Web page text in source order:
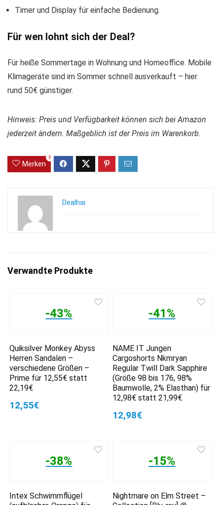
Timer und Display für einfache Bedienung.
Für wen lohnt sich der Deal?
Für heiße Sommertage in Wohnung und Homeoffice. Mobile
Klimageräte sind im Sommer schnell ausverkauft – hier
rund 50€ günstiger.
Hinweis: Preis und Verfügbarkeit können sich bei Amazon
jederzeit ändern. Maßgeblich ist der Preis im Warenkorb.
Merken
0
Dealhai
Verwandte Produkte
-43%
Quiksilver Monkey Abyss
Herren Sandalen –
verschiedene Größen –
Prime für 12,55€ statt
22,19€
12,55€
-41%
NAME IT Jungen
Cargoshorts Nkmryan
Regular Twill Dark Sapphire
(Größe 98 bis 176, 98%
Baumwolle, 2% Elasthan) für
12,98€ statt 21,99€
12,98€
-38%
Intex Schwimmflügel
-15%
Nightmare on Elm Street –